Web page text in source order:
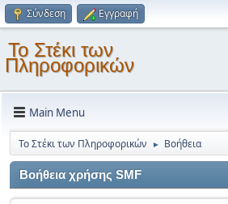
Σύνδεση Εγγραφή
Το Στέκι των
Πληροφορικών
Main Menu
Το Στέκι των Πληροφορικών ► Βοήθεια
Βοήθεια χρήσης SMF